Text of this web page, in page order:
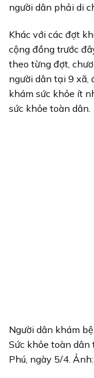
người dân phải di
Khác với các đợt
cộng đồng trước
theo từng đợt,
người dân tại 9 xã,
khám sức khỏe ít
sức khỏe toàn dân.
Người dân khám
Sức khỏe toàn
Phú, ngày 5/4. Ảnh: